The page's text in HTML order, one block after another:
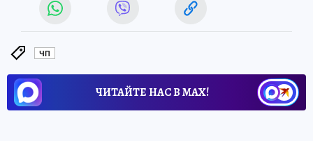
ЧП
ЧИТАЙТЕ НАС В МАХ!